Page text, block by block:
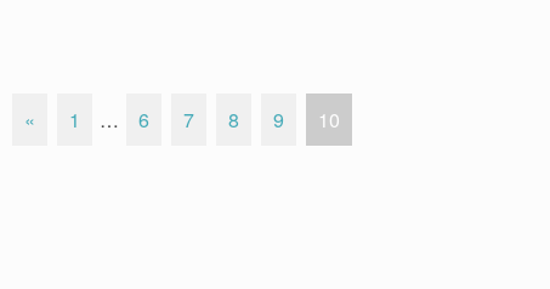
« 1 … 6 7 8 9 10